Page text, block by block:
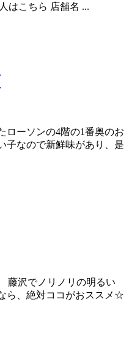
はこちら 店舗名 ...
ローソンの4階の1番奥のお
子なので新鮮味があり、是
藤沢でノリノリの明るい
ら、絶対ココがおススメ☆